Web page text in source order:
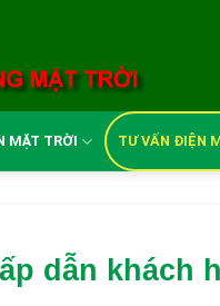
MẶT TRỜI TƯ VẤN ĐIỆN
dẫn khách